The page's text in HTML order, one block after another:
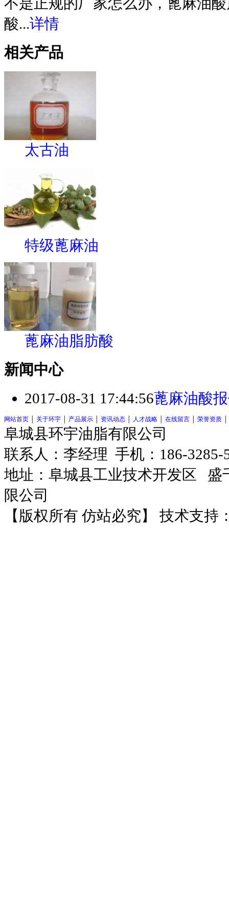
酸...详情
相关产品
太古油
特级蓖麻油
蓖麻油脂肪酸
新闻中心
2017-08-31 17:44:56蓖麻油酸
网站首页 关于环宇 产品展示 资讯动态 人才战略 在线留言 荣誉资质
阜城县环宇油脂有限公司
联系人：李经理 手机：186-
地址：阜城县工业技术开发区 盛
限公司
【版权所有 仿站必究】 技术支持